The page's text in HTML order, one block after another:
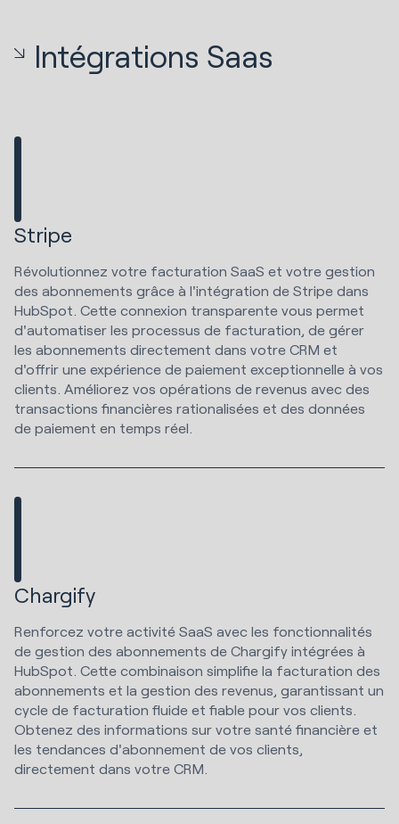
Intégrations Saas
Stripe
Révolutionnez votre facturation SaaS et votre gestion
des abonnements grâce à l'intégration de Stripe dans
HubSpot. Cette connexion transparente vous permet
d'automatiser les processus de facturation, de gérer
les abonnements directement dans votre CRM et
d'offrir une expérience de paiement exceptionnelle à vos
clients. Améliorez vos opérations de revenus avec des
transactions financières rationalisées et des données
de paiement en temps réel.
Chargify
Renforcez votre activité SaaS avec les fonctionnalités
de gestion des abonnements de Chargify intégrées à
HubSpot. Cette combinaison simplifie la facturation des
abonnements et la gestion des revenus, garantissant un
cycle de facturation fluide et fiable pour vos clients.
Obtenez des informations sur votre santé financière et
les tendances d'abonnement de vos clients,
directement dans votre CRM.